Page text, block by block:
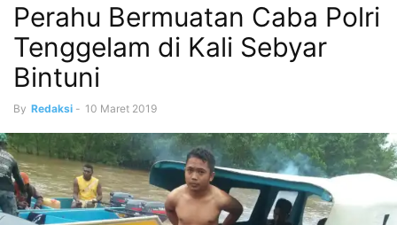
Perahu Bermuatan Caba Polri
Tenggelam di Kali Sebyar
Bintuni
By Redaksi - 10 Maret 2019